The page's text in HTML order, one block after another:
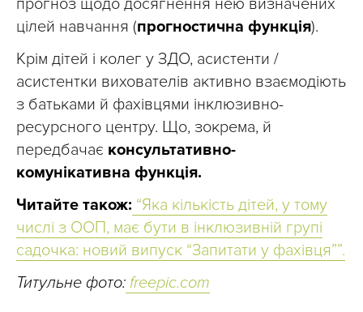
прогноз щодо досягнення нею визначених
цілей навчання (прогностична функція).
Крім дітей і колег у ЗДО, асистенти /
асистентки вихователів активно взаємодіють
з батьками й фахівцями інклюзивно-
ресурсного центру. Що, зокрема, й
передбачає консультативно-
комунікативна функція.
Читайте також: “Яка кількість дітей, у тому
числі з ООП, має бути в інклюзивній групі
садочка: новий випуск “Запитати у фахівця””.
Титульне фото: freepic.com